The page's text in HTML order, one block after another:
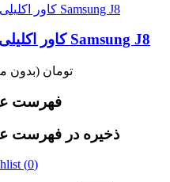
کاور اکلیلی سامسونگ Samsung J8
75,000 تومان (بدون
فهرست
ذخیره در فهرست
(0)